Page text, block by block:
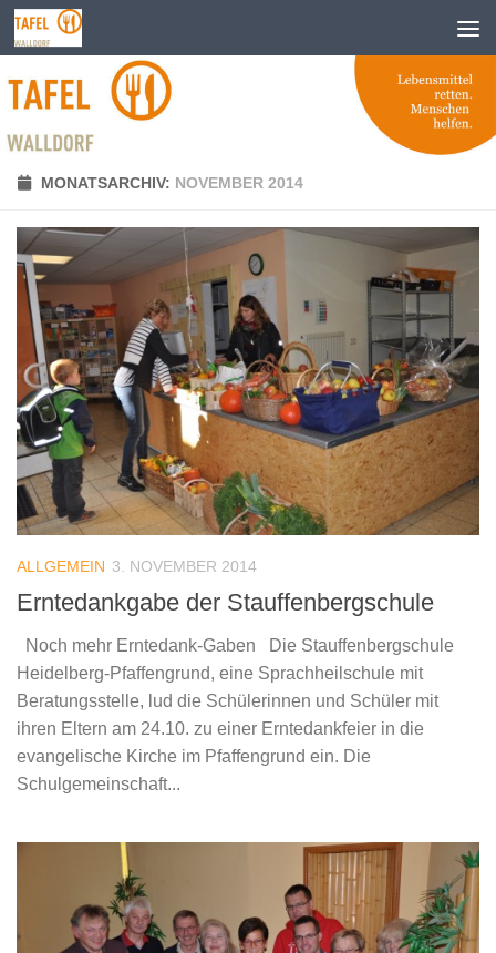
Zum Inhalt springen
MONATSARCHIV: NOVEMBER 2014
ALLGEMEIN 3. NOVEMBER 2014
Erntedankgabe der Stauffenbergschule
Noch mehr Erntedank-Gaben Die Stauffenbergschule
Heidelberg-Pfaffengrund, eine Sprachheilschule mit
Beratungsstelle, lud die Schülerinnen und Schüler mit
ihren Eltern am 24.10. zu einer Erntedankfeier in die
evangelische Kirche im Pfaffengrund ein. Die
Schulgemeinschaft...